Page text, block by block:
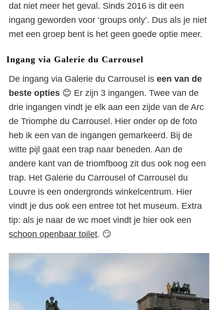
dat niet meer het geval. Sinds 2016 is dit een
ingang geworden voor ‘groups only’. Dus als je niet
met een groep bent is het geen goede optie meer.
Ingang via Galerie du Carrousel
De ingang via Galerie du Carrousel is een van de
beste opties 😊 Er zijn 3 ingangen. Twee van de
drie ingangen vindt je elk aan een zijde van de Arc
de Triomphe du Carrousel. Hier onder op de foto
heb ik een van de ingangen gemarkeerd. Bij de
witte pijl gaat een trap naar beneden. Aan de
andere kant van de triomfboog zit dus ook nog een
trap. Het Galerie du Carrousel of Carrousel du
Louvre is een ondergronds winkelcentrum. Hier
vindt je dus ook een entree tot het museum. Extra
tip: als je naar de wc moet vindt je hier ook een
schoon openbaar toilet. 😏